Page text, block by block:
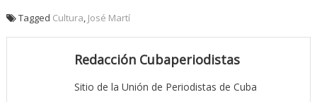
Tagged Cultura, José Martí
Redacción Cubaperiodistas
Sitio de la Unión de Periodistas de Cuba